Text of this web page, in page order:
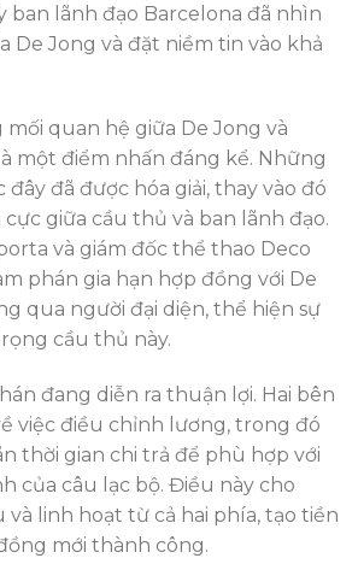
ban lãnh đạo Barcelona đã nhìn
De Jong và đặt niềm tin vào khả
quan hệ giữa De Jong và
một điểm nhấn đáng kể. Những
đã được hóa giải, thay vào đó
cực giữa cầu thủ và ban lãnh đạo.
và giám đốc thể thao Deco
phán gia hạn hợp đồng với De
qua người đại diện, thể hiện sự
cầu thủ này.
đang diễn ra thuận lợi. Hai bên
việc điều chỉnh lương, trong đó
thời gian chi trả để phù hợp với
của câu lạc bộ. Điều này cho
linh hoạt từ cả hai phía, tạo tiền
mới thành công.